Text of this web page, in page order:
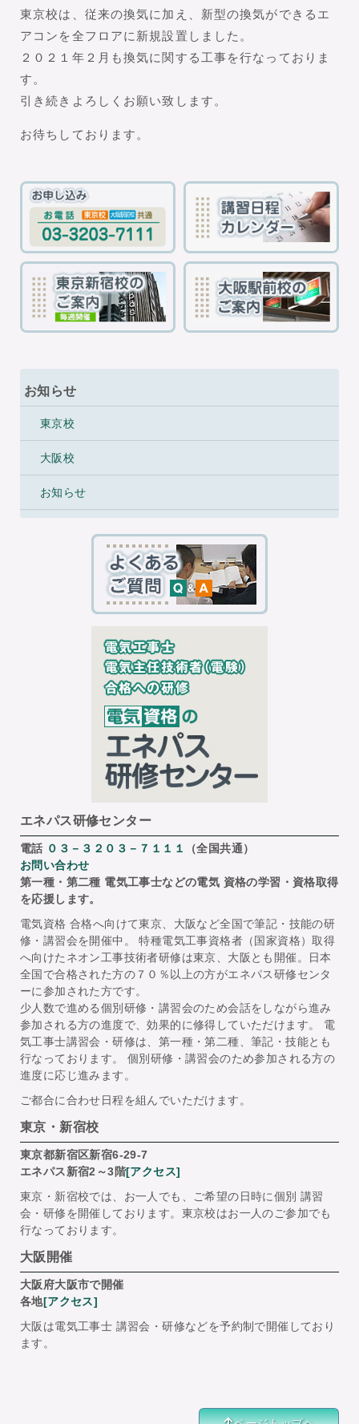
東京校は、従来の換気に加え、新型の換気ができるエ
アコンを全フロアに新規設置しました。
２０２１年２月も換気に関する工事を行なっておりま
す。
引き続きよろしくお願い致します。
お待ちしております。
お知らせ
東京校
大阪校
お知らせ
エネパス研修センター
電話 ０３－３２０３－７１１１
（全国共通）
お問い合わせ
第一種・第二種 電気工事士などの電気 資格の学習・資格取得
を応援します。
電気資格 合格へ向けて東京、大阪など全国で筆記・技能の研
修・講習会を開催中。 特種電気工事資格者（国家資格）取得
へ向けたネオン工事技術者研修は東京、大阪とも開催。日本
全国で合格された方の７０％以上の方がエネパス研修センタ
ーに参加された方です。
少人数で進める個別研修・講習会のため会話をしながら進み
参加される方の進度で、効果的に修得していただけます。 電
気工事士講習会・研修は、第一種・第二種、筆記・技能とも
行なっております。 個別研修・講習会のため参加される方の
進度に応じ進みます。
ご都合に合わせ日程を組んでいただけます。
東京・新宿校
東京都新宿区新宿6-29-7
エネパス新宿2～3階[アクセス]
東京・新宿校では、お一人でも、ご希望の日時に個別 講習
会・研修を開催しております。東京校はお一人のご参加でも
行なっております。
大阪開催
大阪府大阪市で開催
各地[アクセス]
大阪は電気工事士 講習会・研修などを予約制で開催しており
ます。